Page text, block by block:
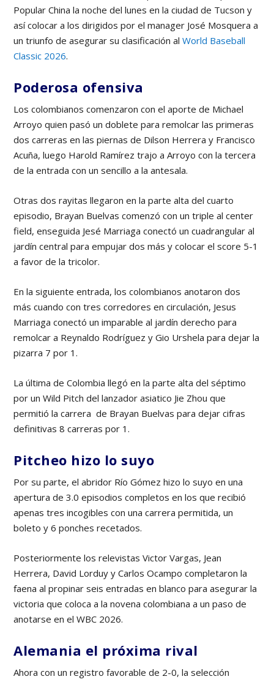
Popular China la noche del lunes en la ciudad de Tucson y
así colocar a los dirigidos por el manager José Mosquera a
un triunfo de asegurar su clasificación alWorld Baseball
Classic 2026.
Poderosa ofensiva
Los colombianos comenzaron con el aporte de Michael
Arroyo quien pasó un doblete para remolcar las primeras
dos carreras en las piernas de Dilson Herrera y Francisco
Acuña, luego Harold Ramírez trajo a Arroyo con la tercera
de la entrada con un sencillo a la antesala.
Otras dos rayitas llegaron en la parte alta del cuarto
episodio, Brayan Buelvas comenzó con un triple al center
field, enseguida Jesé Marriaga conectó un cuadrangular al
jardín central para empujar dos más y colocar el score 5-1
a favor de la tricolor.
En la siguiente entrada, los colombianos anotaron dos
más cuando con tres corredores en circulación, Jesus
Marriaga conectó un imparable al jardín derecho para
remolcar a Reynaldo Rodríguez y Gio Urshela para dejar la
pizarra 7 por 1.
La última de Colombia llegó en la parte alta del séptimo
por un Wild Pitch del lanzador asiatico Jie Zhou que
permitió la carrera de Brayan Buelvas para dejar cifras
definitivas 8 carreras por 1.
Pitcheo hizo lo suyo
Por su parte, el abridor Río Gómez hizo lo suyo en una
apertura de 3.0 episodios completos en los que recibió
apenas tres incogibles con una carrera permitida, un
boleto y 6 ponches recetados.
Posteriormente los relevistas Victor Vargas, Jean
Herrera, David Lorduy y Carlos Ocampo completaron la
faena al propinar seis entradas en blanco para asegurar la
victoria que coloca a la novena colombiana a un paso de
anotarse en el WBC 2026.
Alemania el próxima rival
Ahora con un registro favorable de 2-0, la selección